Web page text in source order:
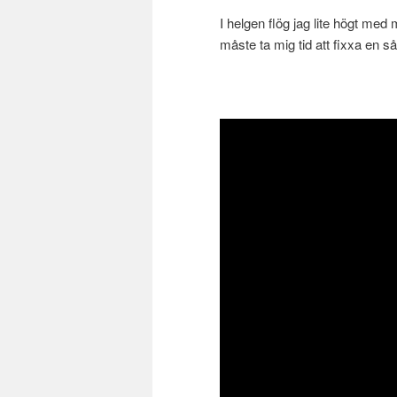
I helgen flög jag lite högt med
måste ta mig tid att fixxa en